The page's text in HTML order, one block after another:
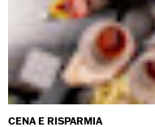
CENA E RISPARMIA